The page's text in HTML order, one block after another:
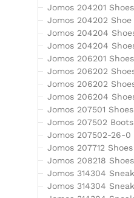
Jomos 204201
Jomos 204202 Shoe
Jomos 204204
Jomos 204204
Jomos 206201
Jomos 206202
Jomos 206202
Jomos 206204
Jomos 207501
Jomos 207502
Jomos 207502-26-0
Jomos 207712
Jomos 208218
Jomos 314304
Jomos 314304